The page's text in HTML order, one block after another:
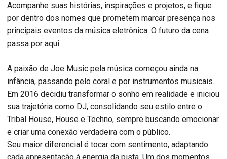
Acompanhe suas histórias, inspirações e projetos, e fique
por dentro dos nomes que prometem marcar presença nos
principais eventos da música eletrônica. O futuro da cena
passa por aqui.
A paixão de Joe Music pela música começou ainda na
infância, passando pelo coral e por instrumentos musicais.
Em 2016 decidiu transformar o sonho em realidade e iniciou
sua trajetória como DJ, consolidando seu estilo entre o
Tribal House, House e Techno, sempre buscando emocionar
e criar uma conexão verdadeira com o público.
Seu maior diferencial é tocar com sentimento, adaptando